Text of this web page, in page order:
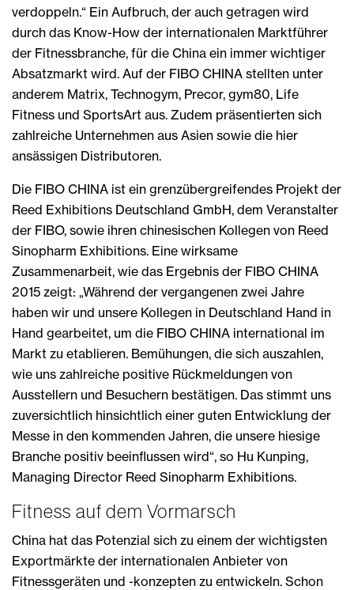
verdoppeln.“ Ein Aufbruch, der auch getragen wird
durch das Know-How der internationalen Marktführer
der Fitnessbranche, für die China ein immer wichtiger
Absatzmarkt wird. Auf der FIBO CHINA stellten unter
anderem Matrix, Technogym, Precor, gym80, Life
Fitness und SportsArt aus. Zudem präsentierten sich
zahlreiche Unternehmen aus Asien sowie die hier
ansässigen Distributoren.
Die FIBO CHINA ist ein grenzübergreifendes Projekt der
Reed Exhibitions Deutschland GmbH, dem Veranstalter
der FIBO, sowie ihren chinesischen Kollegen von Reed
Sinopharm Exhibitions. Eine wirksame
Zusammenarbeit, wie das Ergebnis der FIBO CHINA
2015 zeigt: „Während der vergangenen zwei Jahre
haben wir und unsere Kollegen in Deutschland Hand in
Hand gearbeitet, um die FIBO CHINA international im
Markt zu etablieren. Bemühungen, die sich auszahlen,
wie uns zahlreiche positive Rückmeldungen von
Ausstellern und Besuchern bestätigen. Das stimmt uns
zuversichtlich hinsichtlich einer guten Entwicklung der
Messe in den kommenden Jahren, die unsere hiesige
Branche positiv beeinflussen wird“, so Hu Kunping,
Managing Director Reed Sinopharm Exhibitions.
Fitness auf dem Vormarsch
China hat das Potenzial sich zu einem der wichtigsten
Exportmärkte der internationalen Anbieter von
Fitnessgeräten und -konzepten zu entwickeln. Schon